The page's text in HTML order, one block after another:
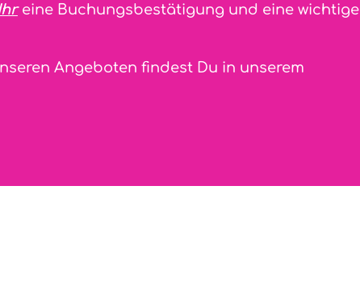
eine Buchungsbestätigung und eine wichtige
Angeboten findest Du in unserem